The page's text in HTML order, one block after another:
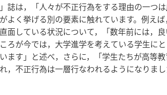
誌は，「人々が不正行為をする理由の一つは
よく挙げる別の要素に触れています。例え
面している状況について，「数年前には，
ろが今では，大学進学を考えている学生に
ます」と述べ，さらに，「学生たちが高等
，不正行為は一層行なわれるようになりま